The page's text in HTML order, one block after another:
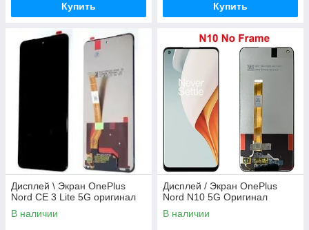
Купить Купить
Дисплей \ Экран OnePlus
Nord CE 3 Lite 5G оригинал
В наличии
Дисплей / Экран OnePlus
Nord N10 5G Оригинал
В наличии